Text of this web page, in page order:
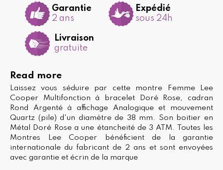
Garantie
2 ans
Expédié
sous 24h
Livraison
gratuite
Read more
Laissez vous séduire par cette montre Femme Lee
Cooper Multifonction à bracelet Doré Rose, cadran
Rond Argenté à affichage Analogique et mouvement
Quartz (pile) d'un diamètre de 38 mm. Son boitier en
Métal Doré Rose a une étancheité de 3 ATM. Toutes les
Montres Lee Cooper bénéficient de la garantie
internationale du fabricant de 2 ans et sont envoyées
avec garantie et écrin de la marque